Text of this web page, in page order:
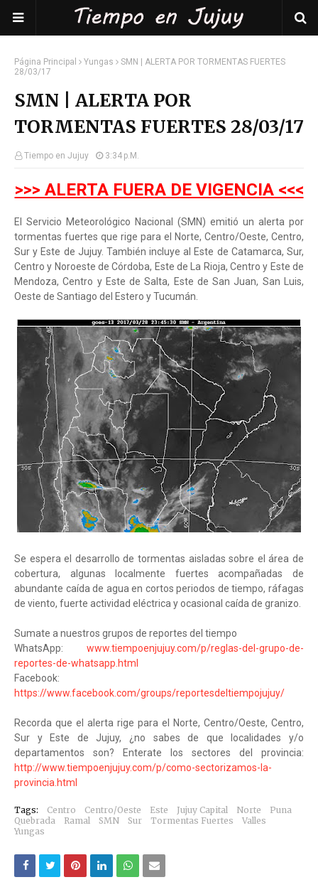
Página Principal Yungas
SMN | ALERTA POR TORMENTAS FUERTES
28/03/17
SMN | ALERTA POR
TORMENTAS FUERTES 28/03/17
Tiempo en Jujuy 3:34 P.m.
>>> ALERTA FUERA DE VIGENCIA <<<
El Servicio Meteorológico Nacional (SMN) emitió un alerta por
tormentas fuertes que rige para el Norte, Centro/Oeste, Centro,
Sur y Este de Jujuy. También incluye al Este de Catamarca, Sur,
Centro y Noroeste de Córdoba, Este de La Rioja, Centro y Este de
Mendoza, Centro y Este de Salta, Este de San Juan, San Luis,
Oeste de Santiago del Estero y Tucumán.
Se espera el desarrollo de tormentas aisladas sobre el área de
cobertura, algunas localmente fuertes acompañadas de
abundante caída de agua en cortos periodos de tiempo, ráfagas
de viento, fuerte actividad eléctrica y ocasional caída de granizo.
Sumate a nuestros grupos de reportes del tiempo
WhatsApp: www.tiempoenjujuy.com/p/reglas-del-grupo-de-
reportes-de-whatsapp.html
Facebook:
https://www.facebook.com/groups/reportesdeltiempojujuy/
Recorda que el alerta rige para el Norte, Centro/Oeste, Centro,
Sur y Este de Jujuy, ¿no sabes de que localidades y/o
departamentos son? Enterate los sectores del provincia:
http://www.tiempoenjujuy.com/p/como-sectorizamos-la-
provincia.html
Tags: Centro Centro/Oeste Este Jujuy Capital Norte
Puna
Quebrada
Ramal SMN Sur Tormentas Fuertes
Valles
Yungas